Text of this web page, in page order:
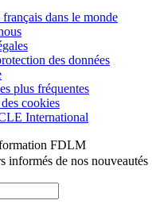
dans le monde
des données
plus fréquentes
cookies
International
FDLM
informés de nos nouveautés